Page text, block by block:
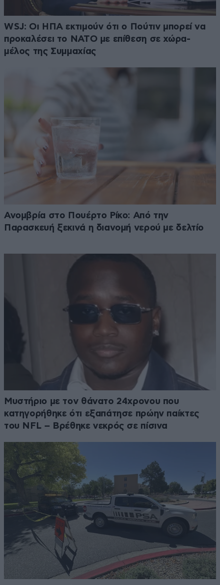
WSJ: Οι ΗΠΑ εκτιμούν ότι ο Πούτιν μπορεί να
προκαλέσει το ΝΑΤΟ με επίθεση σε χώρα-
μέλος της Συμμαχίας
Ανομβρία στο Πουέρτο Ρίκο: Από την
Παρασκευή ξεκινά η διανομή νερού με δελτίο
Μυστήριο με τον θάνατο 24χρονου που
κατηγορήθηκε ότι εξαπάτησε πρώην παίκτες
του NFL – Βρέθηκε νεκρός σε πίσινα